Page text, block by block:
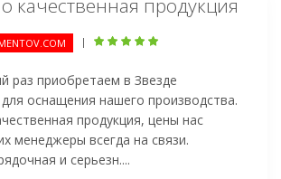
качественная продукция
|
раз приобретаем в Звезде
оснащения нашего производства.
продукция, цены нас
менеджеры всегда на связи.
и серьезн....